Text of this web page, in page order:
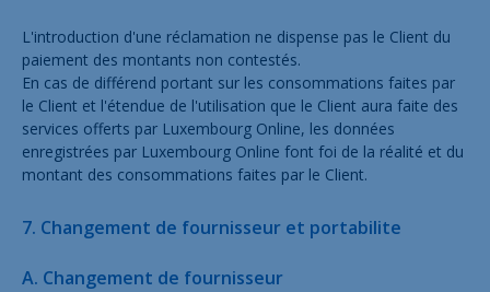
L'introduction d'une réclamation ne dispense pas le Client du
paiement des montants non contestés.
En cas de différend portant sur les consommations faites par
le Client et l'étendue de l'utilisation que le Client aura faite des
services offerts par Luxembourg Online, les données
enregistrées par Luxembourg Online font foi de la réalité et du
montant des consommations faites par le Client.
7. Changement de fournisseur et portabilite
A. Changement de fournisseur